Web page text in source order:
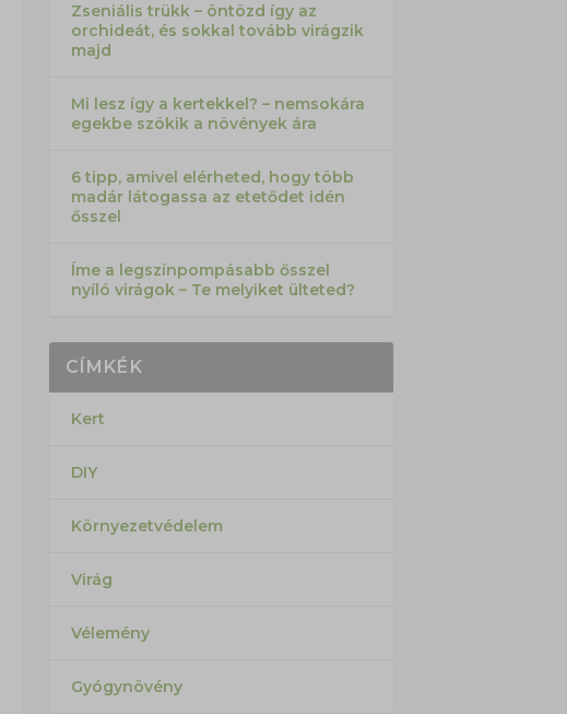
Zseniális trükk – öntözd így az
orchideát, és sokkal tovább virágzik
majd
Mi lesz így a kertekkel? – nemsokára
egekbe szökik a növények ára
6 tipp, amivel elérheted, hogy több
madár látogassa az etetődet idén
ősszel
Íme a legszínpompásabb ősszel
nyíló virágok – Te melyiket ülteted?
CÍMKÉK
Kert
DIY
Környezetvédelem
Virág
Vélemény
Gyógynövény